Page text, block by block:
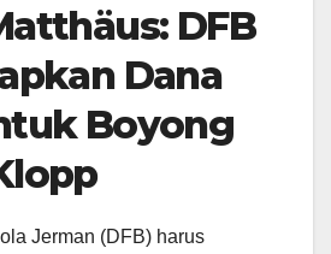
DFB
Dana
Boyong
Jerman (DFB) harus